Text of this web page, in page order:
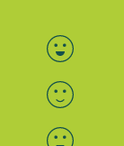
Bewertung